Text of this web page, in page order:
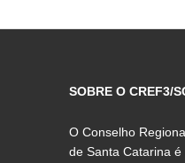
SOBRE O CREF3/
O Conselho
de Santa Catarina